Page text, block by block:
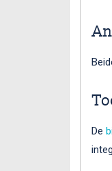
De